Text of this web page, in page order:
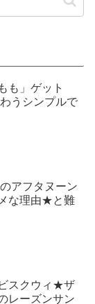
も」ゲット
うシンプルで
アフタヌーン
な理由★と難
スクウィ★ザ
レーズンサン